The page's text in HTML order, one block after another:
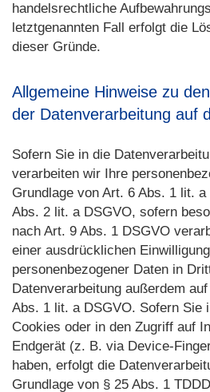
handelsrechtliche
letztgenannten Fall erfolgt die
dieser Gründe.
Allgemeine Hinweise zu
der Datenverarbeitung auf
Sofern Sie in die
verarbeiten wir Ihre
Grundlage von Art. 6 Abs. 1 lit.
Abs. 2 lit. a DSGVO, sofern
nach Art. 9 Abs. 1 DSGVO
einer ausdrücklichen
personenbezogener Daten in
Datenverarbeitung außerdem
Abs. 1 lit. a DSGVO. Sofern Sie
Cookies oder in den Zugriff auf
Endgerät (z. B. via Device-
haben, erfolgt die
Grundlage von § 25 Abs. 1